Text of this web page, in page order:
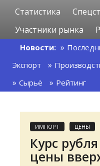
Статистика
Участники рынка
Новости:
Экспорт
Сырьё
Рейтинг
ИМПОРТ ЦЕНЫ
Курс
цены